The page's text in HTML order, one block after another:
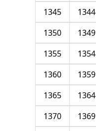
1344
1345
1349
1350
1354
1355
1359
1360
1364
1365
1369
1370